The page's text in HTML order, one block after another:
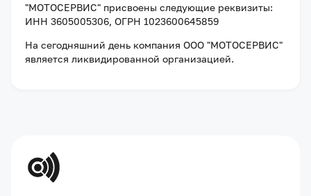
"МОТОСЕРВИС" присвоены следующие реквизиты:
ИНН 3605005306, ОГРН 1023600645859
На сегодняшний день компания ООО "МОТОСЕРВИС"
является ликвидированной организацией.